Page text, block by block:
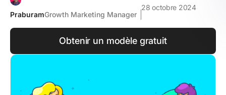
PraburamGrowth Marketing Manager
28 octobre 2024
Obtenir un modèle gratuit